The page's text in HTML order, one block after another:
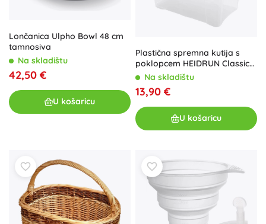
Lončanica Ulpho Bowl 48 cm
tamnosiva
Na skladištu
42,50 €
U košaricu
Plastična spremna kutija s
poklopcem HEIDRUN Classic
60 lNa skladištu
13,90 €
U košaricu